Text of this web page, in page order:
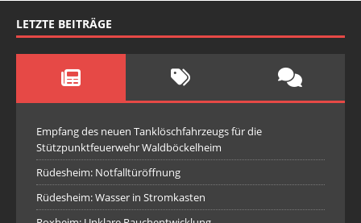
LETZTE BEITRÄGE
Empfang des neuen Tanklöschfahrzeugs für die
Stützpunktfeuerwehr Waldböckelheim
Rüdesheim: Notfalltüröffnung
Rüdesheim: Wasser in Stromkasten